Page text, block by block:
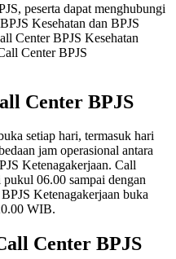
peserta dapat menghubungi
Kesehatan dan BPJS
Center BPJS Kesehatan
Center BPJS
Center BPJS
setiap hari, termasuk hari
jam operasional antara
Ketenagakerjaan. Call
06.00 sampai dengan
Ketenagakerjaan buka
WIB.
Center BPJS